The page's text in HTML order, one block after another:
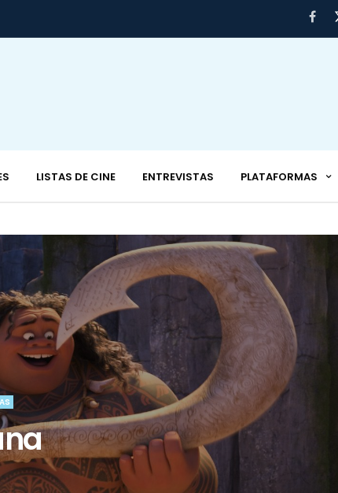
LISTAS DE CINE ENTREVISTAS PLATAFORMAS